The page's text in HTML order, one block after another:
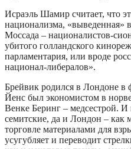
Исраэль Шамир считает, что
национализма, «выведенная»
Моссада – националистов-
убитого голландского
парламентария, или вроде
национал-либералов».
Брейвик родился в Лондоне в
Йенс был экономистом в
Венке Беринг – медсестрой. И
семитские, да и Лондон – как
торговле материалами для
усугубляет и переводит